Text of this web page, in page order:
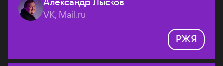
VK, Mail.ru
РЖЯ